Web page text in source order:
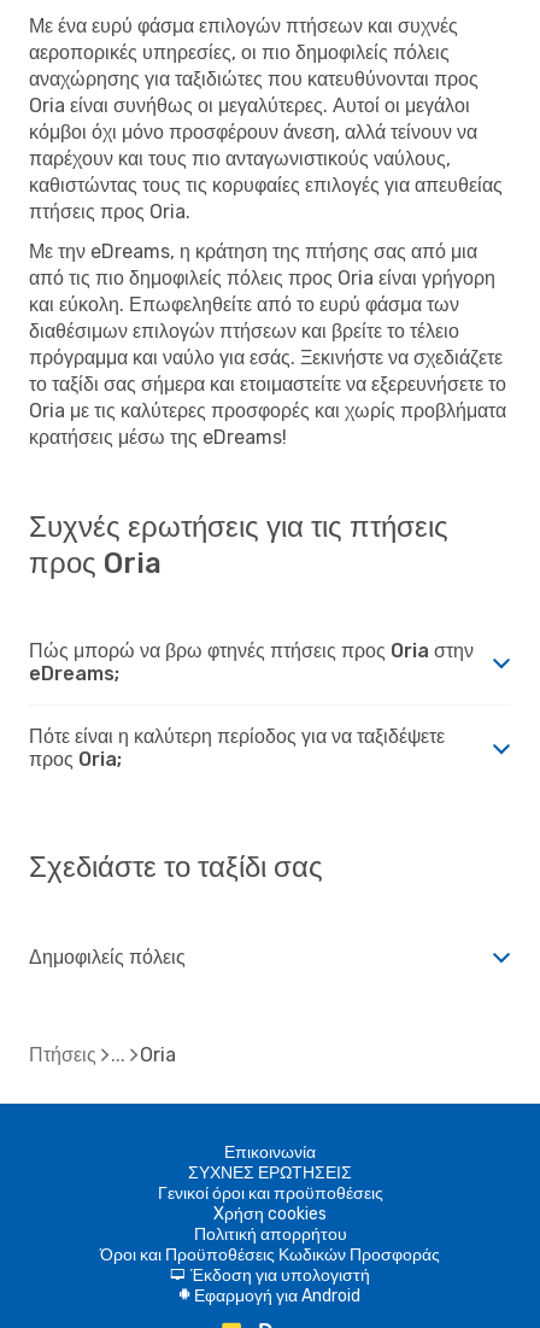
Με ένα ευρύ φάσμα επιλογών πτήσεων και συχνές
αεροπορικές υπηρεσίες, οι πιο δημοφιλείς πόλεις
αναχώρησης για ταξιδιώτες που κατευθύνονται προς
Oria είναι συνήθως οι μεγαλύτερες. Αυτοί οι μεγάλοι
κόμβοι όχι μόνο προσφέρουν άνεση, αλλά τείνουν να
παρέχουν και τους πιο ανταγωνιστικούς ναύλους,
καθιστώντας τους τις κορυφαίες επιλογές για απευθείας
πτήσεις προς Oria.
Με την eDreams, η κράτηση της πτήσης σας από μια
από τις πιο δημοφιλείς πόλεις προς Oria είναι γρήγορη
και εύκολη. Επωφεληθείτε από το ευρύ φάσμα των
διαθέσιμων επιλογών πτήσεων και βρείτε το τέλειο
πρόγραμμα και ναύλο για εσάς. Ξεκινήστε να σχεδιάζετε
το ταξίδι σας σήμερα και ετοιμαστείτε να εξερευνήσετε το
Oria με τις καλύτερες προσφορές και χωρίς προβλήματα
κρατήσεις μέσω της eDreams!
Συχνές ερωτήσεις για τις πτήσεις
προς Oria
Πώς μπορώ να βρω φτηνές πτήσεις προς Oria στην
eDreams;
Πότε είναι η καλύτερη περίοδος για να ταξιδέψετε
προς Oria;
Σχεδιάστε το ταξίδι σας
Δημοφιλείς πόλεις
Πτήσεις Oria
Επικοινωνία
ΣΥΧΝΕΣ ΕΡΩΤΗΣΕΙΣ
Γενικοί όροι και προϋποθέσεις
Xρήση cookies
Πολιτική απορρήτου
Όροι και Προϋποθέσεις Κωδικών Προσφοράς
d Έκδοση για υπολογιστή
A Εφαρμογή για Android